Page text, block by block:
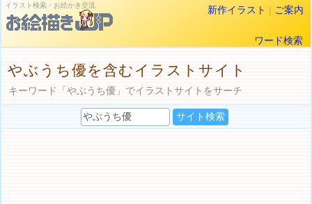
イラスト検索・お絵かき交流 新作イラスト | ご案内
ワード検索
やぶうち優を含むイラストサイト
キーワード「やぶうち優」でイラストサイトをサーチ